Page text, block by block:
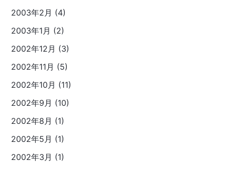
2003年2月 (4)
2003年1月 (2)
2002年12月 (3)
2002年11月 (5)
2002年10月 (11)
2002年9月 (10)
2002年8月 (1)
2002年5月 (1)
2002年3月 (1)